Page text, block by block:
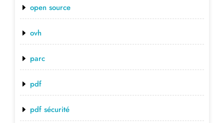
open source
ovh
parc
pdf
pdf sécurité